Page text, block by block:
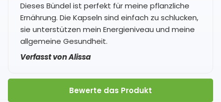
Dieses Bündel ist perfekt für meine pflanzliche
Ernährung. Die Kapseln sind einfach zu schlucken,
sie unterstützen mein Energieniveau und meine
allgemeine Gesundheit.
Verfasst von Alissa
Bewerte das Produkt